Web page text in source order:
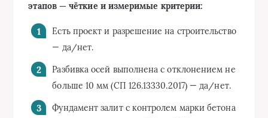
этапов — чёткие и измеримые критерии:
Есть проект и разрешение на строительство
— да/нет.
Разбивка осей выполнена с отклонением не
больше 10 мм (СП 126.13330.2017) — да/нет.
Фундамент залит с контролем марки бетона